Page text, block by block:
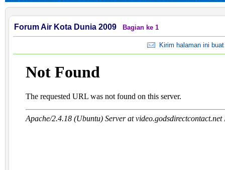
Forum Air Kota Dunia 2009 Bagian ke 1
Kirim halaman ini